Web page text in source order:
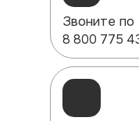
Звоните по
8 800 775